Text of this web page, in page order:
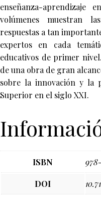
enseñanza-aprendizaje
volúmenes muestran
respuestas a tan
expertos en cada
educativos de primer
de una obra de gran
sobre la innovación y la
Superior en el siglo XXI.
ISBN
DOI